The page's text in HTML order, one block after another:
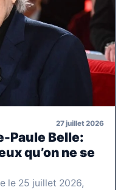
27 juillet 2026
Paule Belle:
qu’on ne se
le 25 juillet 2026,